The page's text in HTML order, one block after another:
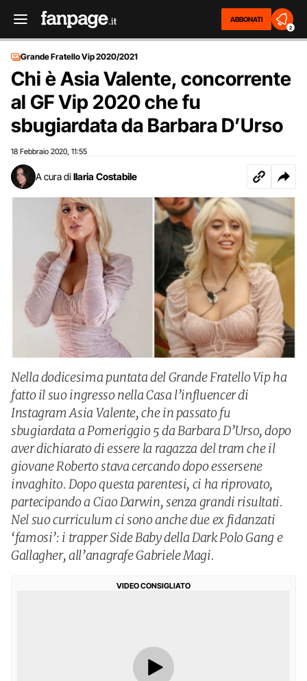
ABBONATI
2
Grande Fratello Vip 2020/2021
Chi è Asia Valente, concorrente
al GF Vip 2020 che fu
sbugiardata da Barbara D’Urso
18 Febbraio 2020 11:55
A cura di Ilaria Costabile
Nella dodicesima puntata del Grande Fratello Vip ha
fatto il suo ingresso nella Casa l’influencer di
Instagram Asia Valente, che in passato fu
sbugiardata a Pomeriggio 5 da Barbara D’Urso, dopo
aver dichiarato di essere la ragazza del tram che il
giovane Roberto stava cercando dopo essersene
invaghito. Dopo questa parentesi, ci ha riprovato,
partecipando a Ciao Darwin, senza grandi risultati.
Nel suo curriculum ci sono anche due ex fidanzati
‘famosi’: i trapper Side Baby della Dark Polo Gang e
Gallagher, all’anagrafe Gabriele Magi.
VIDEO CONSIGLIATO